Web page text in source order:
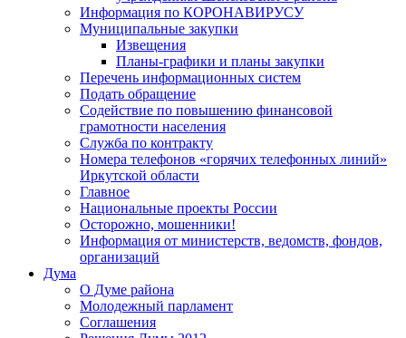
Информация по КОРОНАВИРУСУ
Муниципальные закупки
Извещения
Планы-графики и планы закупки
Перечень информационных систем
Подать обращение
Содействие по повышению финансовой
грамотности населения
Служба по контракту
Номера телефонов «горячих телефонных линий»
Иркутской области
Главное
Национальные проекты России
Осторожно, мошенники!
Информация от министерств, ведомств, фондов,
организаций
Дума
О Думе района
Молодежный парламент
Соглашения